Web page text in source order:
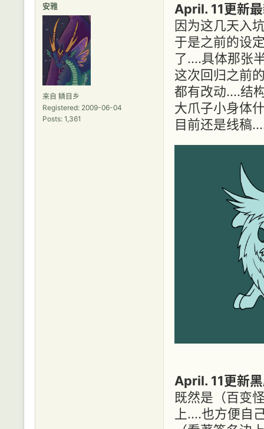
安雅
来自 鳞目乡
Registered: 2009-06-04
Posts: 1,361
April. 11更新
因为这几天入
于是之前的设
了....具体那张
这次回归之前
都有改动....结
大爪子小身体
目前还是线稿
April. 11更新
既然是（百变
上....也方便自